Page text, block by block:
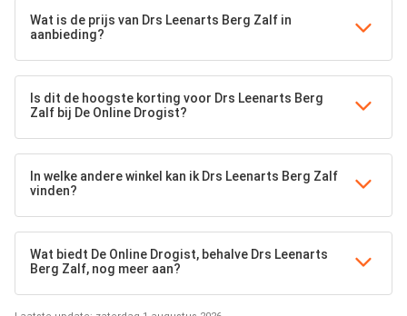
Wat is de prijs van Drs Leenarts Berg Zalf in
aanbieding?
Is dit de hoogste korting voor Drs Leenarts Berg
Zalf bij De Online Drogist?
In welke andere winkel kan ik Drs Leenarts Berg Zalf
vinden?
Wat biedt De Online Drogist, behalve Drs Leenarts
Berg Zalf, nog meer aan?